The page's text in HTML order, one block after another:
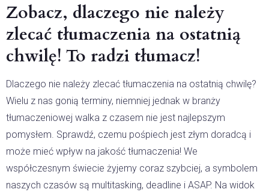
Zobacz, dlaczego nie należy
zlecać tłumaczenia na ostatnią
chwilę! To radzi tłumacz!
Dlaczego nie należy zlecać tłumaczenia na ostatnią chwilę?
Wielu z nas gonią terminy, niemniej jednak w branży
tłumaczeniowej walka z czasem nie jest najlepszym
pomysłem. Sprawdź, czemu pośpiech jest złym doradcą i
może mieć wpływ na jakość tłumaczenia! We
współczesnym świecie żyjemy coraz szybciej, a symbolem
naszych czasów są multitasking, deadline i ASAP. Na widok